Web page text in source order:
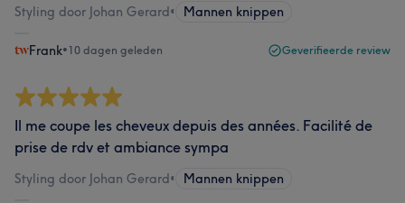
Styling door Johan Gerard• Mannen knippen
Frank•10 dagen geleden Geverifieerde review
Il me coupe les cheveux depuis des années. Facilité de
prise de rdv et ambiance sympa
Styling door Johan Gerard• Mannen knippen